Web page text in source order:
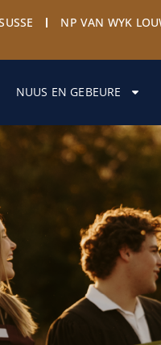
NP VAN WYK
NUUS EN GEBEURE